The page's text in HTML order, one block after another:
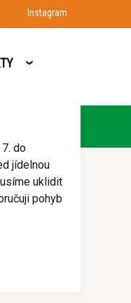
Instagram
do
jídelnou
uklidit
pohyb